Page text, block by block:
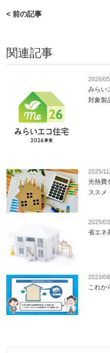
< 前の記事
関連記事
2026/
みらい
対象製
2025/
光熱費
ススメ
2025/
省エネ
2023/
これか